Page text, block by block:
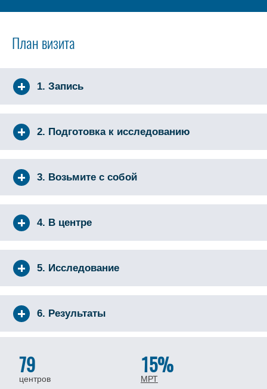
План визита
1. Запись
2. Подготовка к исследованию
3. Возьмите с собой
4. В центре
5. Исследование
6. Результаты
79
центров
15%
МРТ